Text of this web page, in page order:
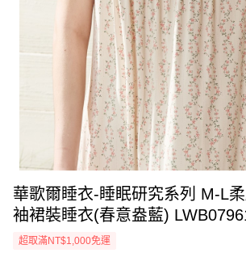
華歌爾睡衣-睡眠研究系列 M-L
袖裙裝睡衣(春意盎藍)
超取滿NT$1,000免運